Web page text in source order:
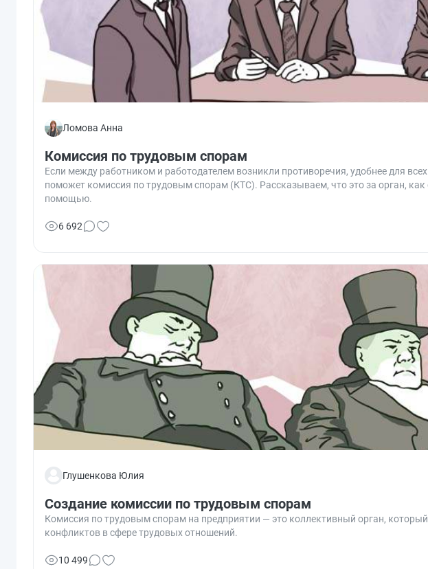
Ломова Анна
Комиссия по трудовым спорам
Если между работником и работодателем возникли противоречия, удобнее для
поможет комиссия по трудовым спорам (КТС). Рассказываем, что это за орган, как
помощью.
6 692
Глушенкова Юлия
Создание комиссии по трудовым спорам
Комиссия по трудовым спорам на предприятии — это коллективный орган,
конфликтов в сфере трудовых отношений.
10 499